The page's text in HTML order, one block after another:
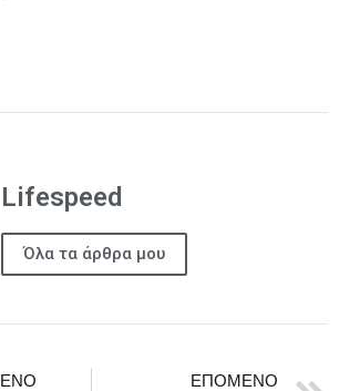
Lifespeed
Όλα τα άρθρα μου
ΕΠΌΜΕΝΟ